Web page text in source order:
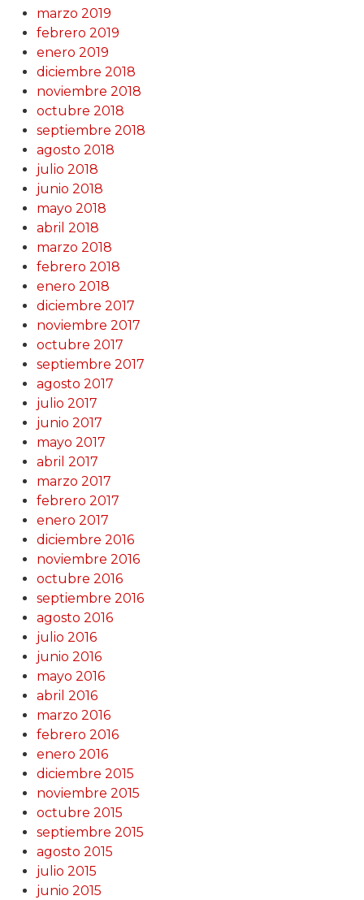
marzo 2019
febrero 2019
enero 2019
diciembre 2018
noviembre 2018
octubre 2018
septiembre 2018
agosto 2018
julio 2018
junio 2018
mayo 2018
abril 2018
marzo 2018
febrero 2018
enero 2018
diciembre 2017
noviembre 2017
octubre 2017
septiembre 2017
agosto 2017
julio 2017
junio 2017
mayo 2017
abril 2017
marzo 2017
febrero 2017
enero 2017
diciembre 2016
noviembre 2016
octubre 2016
septiembre 2016
agosto 2016
julio 2016
junio 2016
mayo 2016
abril 2016
marzo 2016
febrero 2016
enero 2016
diciembre 2015
noviembre 2015
octubre 2015
septiembre 2015
agosto 2015
julio 2015
junio 2015